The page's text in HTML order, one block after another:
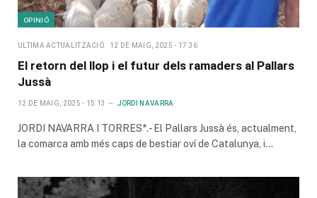
OPINIÓ
ULTIMA ACTUALITZACIÓ 12 DE MAIG, 2025 - 17:36
El retorn del llop i el futur dels ramaders al Pallars
Jussà
12 DE MAIG, 2025 - 15:13 JORDI NAVARRA
JORDI NAVARRA I TORRES*.- El Pallars Jussà és, actualment,
la comarca amb més caps de bestiar oví de Catalunya, i…